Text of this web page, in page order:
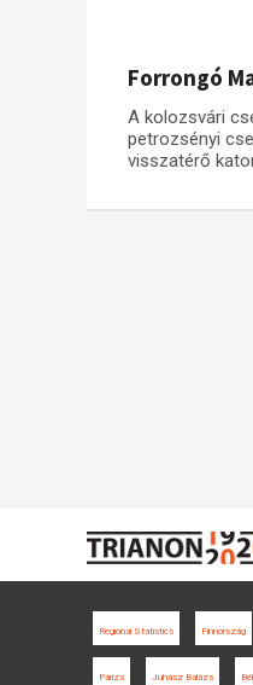
Forrongó
A kolozsvári
petrozsényi
visszatérő
Regional Statistics Finnország
Párizs Juhász Balázs